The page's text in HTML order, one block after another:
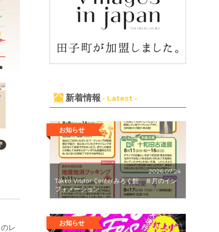
レ
新着情報 - Latest -
お知らせ
2026.07.24
Takko Visitor Centerみろく館 ８月のイン
フォメーション
お知らせ